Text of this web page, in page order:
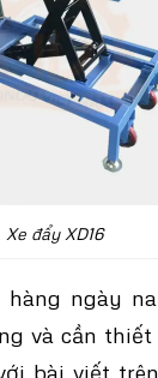
Xe đẩy XD16
hàng ngày
và cần
bài viết